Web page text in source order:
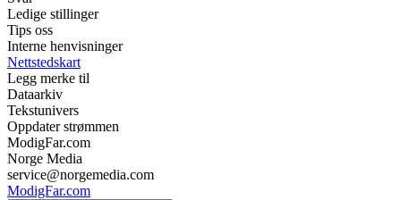
Ledige stillinger
Tips oss
Interne henvisninger
Nettstedskart
Legg merke til
Dataarkiv
Tekstunivers
Oppdater strømmen
ModigFar.com
Norge Media
service@norgemedia.com
ModigFar.com